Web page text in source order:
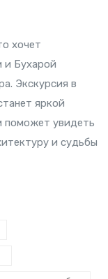
хочет
и Бухарой
Экскурсия в
яркой
поможет увидеть
и судьбы